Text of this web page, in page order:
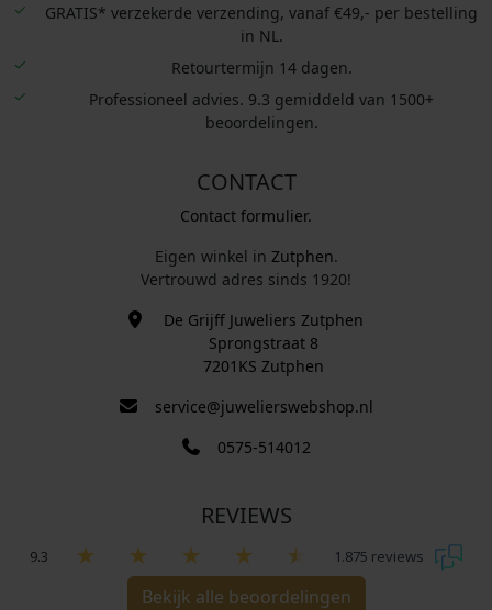
GRATIS* verzekerde verzending, vanaf €49,- per bestelling
in NL.
Retourtermijn 14 dagen.
Professioneel advies. 9.3 gemiddeld van 1500+
beoordelingen.
CONTACT
Contact formulier.
Eigen winkel in Zutphen.
Vertrouwd adres sinds 1920!
De Grijff Juweliers Zutphen
Sprongstraat 8
7201KS Zutphen
service@juwelierswebshop.nl
0575-514012
REVIEWS
9.3 1.875 reviews
Bekijk alle beoordelingen